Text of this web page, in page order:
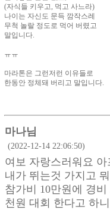
(자식들 키우고, 먹고 사느라)
나이는 자신도 문득 깜작스레
무척 놀랄 정도로 먹어 버렸고
말입니다.
ㅠㅠ
마라톤은 그런저런 이유들로
한동안 정체돼 버리고 말입니다.
마나님
(2022-12-14 22:06:50)
여보 자랑스러워요
내가 뛰는것 가지고
참가비 10만원에 경
천원 대회 한다고 하